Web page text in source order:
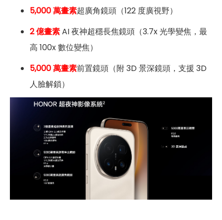
5,000 萬畫素超廣角鏡頭（122 度廣視野）
2 億畫素AI 夜神超穩長焦鏡頭（3.7x 光學變焦，最
高 100x 數位變焦）
5,000 萬畫素前置鏡頭（附 3D 景深鏡頭，支援 3D
人臉解鎖）